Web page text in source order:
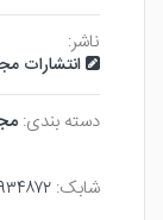
ناشر:
انتشارات
دسته بندی:
شابک: